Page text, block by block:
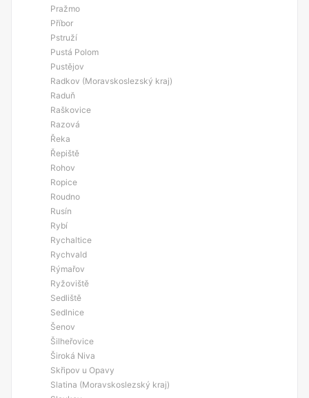
Pražmo
Příbor
Pstruží
Pustá Polom
Pustějov
Radkov (Moravskoslezský kraj)
Raduň
Raškovice
Razová
Řeka
Řepiště
Rohov
Ropice
Roudno
Rusín
Rybí
Rychaltice
Rychvald
Rýmařov
Ryžoviště
Sedliště
Sedlnice
Šenov
Šilheřovice
Široká Niva
Skřipov u Opavy
Slatina (Moravskoslezský kraj)